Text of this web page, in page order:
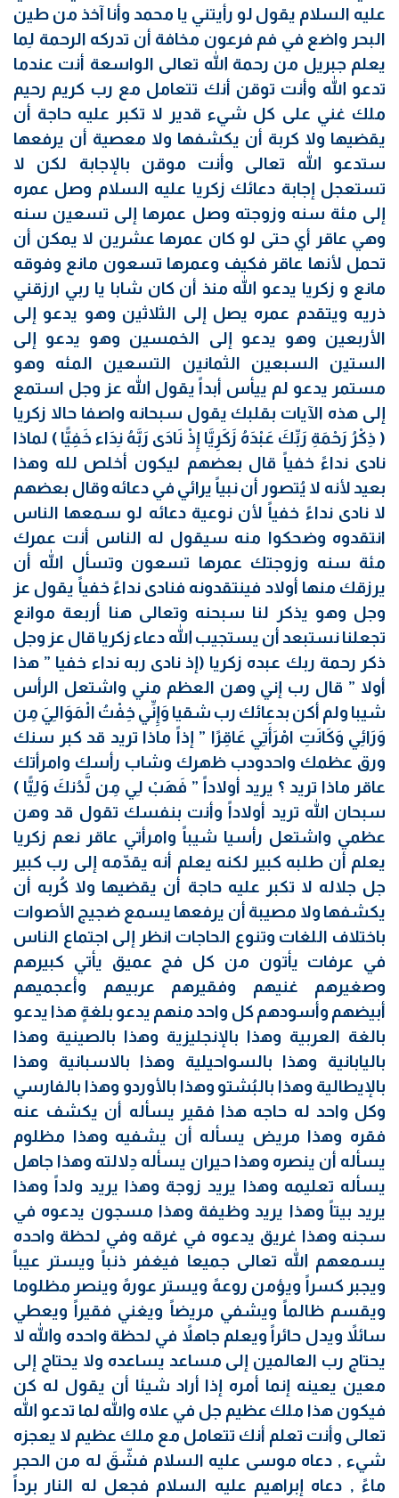
عليه السلام يقول لو رأيتني يا محمد وأنا آخذ من طين
البحر واضع في فم فرعون مخافة أن تدركه الرحمة لِما
يعلم جبريل من رحمة الله تعالى الواسعة أنت عندما
تدعو الله وأنت توقن أنك تتعامل مع رب كريم رحيم
ملك غني على كل شيء قدير لا تكبر عليه حاجة أن
يقضيها ولا كربة أن يكشفها ولا معصية أن يرفعها
ستدعو الله تعالى وأنت موقن بالإجابة لكن لا
تستعجل إجابة دعائك زكريا عليه السلام وصل عمره
إلى مئة سنه وزوجته وصل عمرها إلى تسعين سنه
وهي عاقر أي حتى لو كان عمرها عشرين لا يمكن أن
تحمل لأنها عاقر فكيف وعمرها تسعون مانع وفوقه
مانع و زكريا يدعو الله منذ أن كان شابا يا ربي ارزقني
ذريه ويتقدم عمره يصل إلى الثلاثين وهو يدعو إلى
الأربعين وهو يدعو إلى الخمسين وهو يدعو إلى
الستين السبعين الثمانين التسعين المئه وهو
مستمر يدعو لم ييأس أبداً يقول الله عز وجل استمع
إلى هذه الآيات بقلبك يقول سبحانه واصفا حالا زكريا
( ذِكْرُ رَحْمَةِ رَبِّكَ عَبْدَهُ زَكَرِيَّا إِذْ نَادَى رَبَّهُ نِدَاء خَفِيًّا ) لماذا
نادى نداءً خفياً قال بعضهم ليكون أخلص لله وهذا
بعيد لأنه لا يُتصور أن نبياً يرائي في دعائه وقال بعضهم
لا نادى نداءً خفياً لأن نوعية دعائه لو سمعها الناس
انتقدوه وضحكوا منه سيقول له الناس أنت عمرك
مئة سنه وزوجتك عمرها تسعون وتسأل الله أن
يرزقك منها أولاد فينتقدونه فنادى نداءً خفياً يقول عز
وجل وهو يذكر لنا سبحنه وتعالى هنا أربعة موانع
تجعلنا نستبعد أن يستجيب الله دعاء زكريا قال عز وجل
ذكر رحمة ربك عبده زكريا (إذ نادى ربه نداء خفيا ” هذا
أولا ” قال رب إني وهن العظم مني واشتعل الرأس
شيبا ولم أكن بدعائك رب شقيا وَإِنِّي خِفْتُ الْمَوَالِيَ مِن
وَرَائِي وَكَانَتِ امْرَأَتِي عَاقِرًا ” إذاً ماذا تريد قد كبر سنك
ورق عظمك واحدودب ظهرك وشاب رأسك وامرأتك
عاقر ماذا تريد ؟ يريد أولاداً ” فَهَبْ لِي مِن لَّدُنكَ وَلِيًّا )
سبحان الله تريد أولاداً وأنت بنفسك تقول قد وهن
عظمي واشتعل رأسيا شيباً وامرأتي عاقر نعم زكريا
يعلم أن طلبه كبير لكنه يعلم أنه يقدّمه إلى رب كبير
جل جلاله لا تكبر عليه حاجة أن يقضيها ولا كُربه أن
يكشفها ولا مصيبة أن يرفعها يسمع ضجيج الأصوات
باختلاف اللغات وتنوع الحاجات انظر إلى اجتماع الناس
في عرفات يأتون من كل فج عميق يأتي كبيرهم
وصغيرهم غنيهم وفقيرهم عربيهم وأعجميهم
أبيضهم وأسودهم كل واحد منهم يدعو بلغةٍ هذا يدعو
بالغة العربية وهذا بالإنجليزية وهذا بالصينية وهذا
باليابانية وهذا بالسواحيلية وهذا بالاسبانية وهذا
بالإيطالية وهذا بالبُشتو وهذا بالأوردو وهذا بالفارسي
وكل واحد له حاجه هذا فقير يسأله أن يكشف عنه
فقره وهذا مريض يسأله أن يشفيه وهذا مظلوم
يسأله أن ينصره وهذا حيران يسأله دِلالته وهذا جاهل
يسأله تعليمه وهذا يريد زوجة وهذا يريد ولداً وهذا
يريد بيتاً وهذا يريد وظيفة وهذا مسجون يدعوه في
سجنه وهذا غريق يدعوه في غرقه وفي لحظة واحده
يسمعهم الله تعالى جميعا فيغفر ذنباً ويستر عيباً
ويجبر كسراً ويؤمن روعهً ويستر عورهً وينصر مظلوما
ويقسم ظالماً ويشفي مريضاً ويغني فقيراً ويعطي
سائلاً ويدل حائراً ويعلم جاهلاً في لحظة واحده والله لا
يحتاج رب العالمين إلى مساعد يساعده ولا يحتاج إلى
معين يعينه إنما أمره إذا أراد شيئا أن يقول له كن
فيكون هذا ملك عظيم جل في علاه والله لما تدعو الله
تعالى وأنت تعلم أنك تتعامل مع ملك عظيم لا يعجزه
شيء , دعاه موسى عليه السلام فشّقَ له من الحجر
ماءً , دعاه إبراهيم عليه السلام فجعل له النار برداً